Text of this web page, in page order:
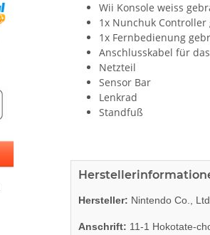
Wii Konsole weiss
1x Nunchuk Controller
1x Fernbedienung
Anschlusskabel für
Netzteil
Sensor Bar
Lenkrad
Standfuß
Hersteller: Nintendo Co.,
Anschrift: 11-1 Hokotate-